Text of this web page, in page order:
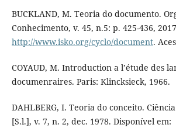
BUCKLAND, M. Teoria do documento.
Conhecimento, v. 45, n.5: p. 425-436,
http://www.isko.org/cyclo/document.
COYAUD, M. Introduction a l’étude des
documenraires. Paris: Klincksieck, 1966.
DAHLBERG, I. Teoria do conceito.
[S.l.], v. 7, n. 2, dec. 1978. Disponível em: